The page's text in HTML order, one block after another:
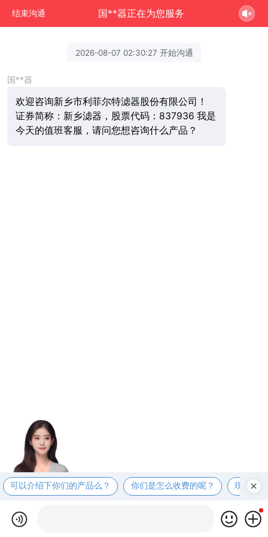
结束沟通 国**器正在为您服务
2026-08-07 02:30:27 开始沟通
国**器
欢迎咨询新乡市利菲尔特滤器股份有限公司！
证券简称：新乡滤器，股票代码：837936 我是
今天的值班客服，请问您想咨询什么产品？
可以介绍下你们的产品么？ 你们是怎么收费的呢？ 现在有